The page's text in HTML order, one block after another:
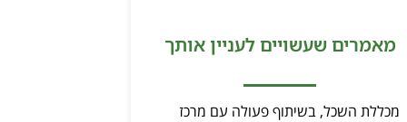
מאמרים שעשויים לעניין אותך
מכללת השכל, בשיתוף פעולה עם מרכז